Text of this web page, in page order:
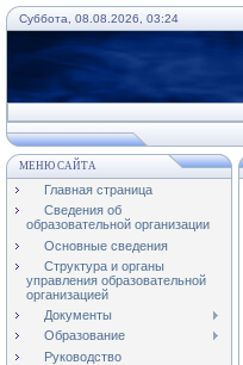
Суббота, 08.08.2026, 03:24
МЕНЮ САЙТА
Главная страница
Сведения об
образовательной организации
Основные сведения
Структура и органы
управления образовательной
организацией
Документы
Образование
Руководство